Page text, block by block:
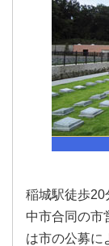
稲城駅徒歩20
中市合同の市
は市の公募に